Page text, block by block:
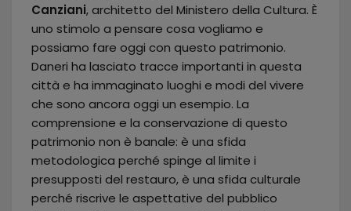
Canziani, architetto del Ministero della Cultura. È
uno stimolo a pensare cosa vogliamo e
possiamo fare oggi con questo patrimonio.
Daneri ha lasciato tracce importanti in questa
città e ha immaginato luoghi e modi del vivere
che sono ancora oggi un esempio. La
comprensione e la conservazione di questo
patrimonio non è banale: è una sfida
metodologica perché spinge al limite i
presupposti del restauro, è una sfida culturale
perché riscrive le aspettative del pubblico